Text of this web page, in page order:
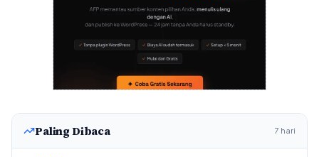
Paling Dibaca 7 hari